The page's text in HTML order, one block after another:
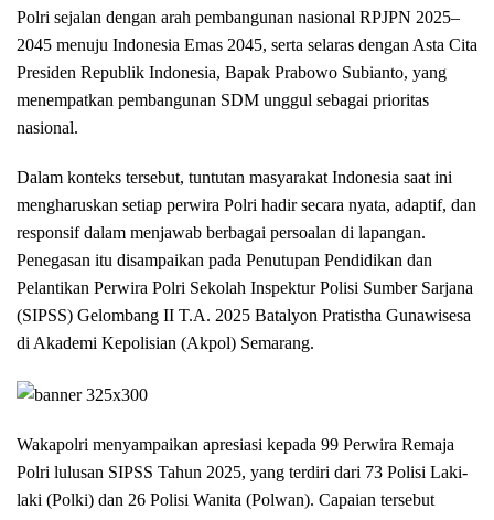
Polri sejalan dengan arah pembangunan nasional RPJPN 2025–
2045 menuju Indonesia Emas 2045, serta selaras dengan Asta Cita
Presiden Republik Indonesia, Bapak Prabowo Subianto, yang
menempatkan pembangunan SDM unggul sebagai prioritas
nasional.
Dalam konteks tersebut, tuntutan masyarakat Indonesia saat ini
mengharuskan setiap perwira Polri hadir secara nyata, adaptif, dan
responsif dalam menjawab berbagai persoalan di lapangan.
Penegasan itu disampaikan pada Penutupan Pendidikan dan
Pelantikan Perwira Polri Sekolah Inspektur Polisi Sumber Sarjana
(SIPSS) Gelombang II T.A. 2025 Batalyon Pratistha Gunawisesa
di Akademi Kepolisian (Akpol) Semarang.
Wakapolri menyampaikan apresiasi kepada 99 Perwira Remaja
Polri lulusan SIPSS Tahun 2025, yang terdiri dari 73 Polisi Laki-
laki (Polki) dan 26 Polisi Wanita (Polwan). Capaian tersebut